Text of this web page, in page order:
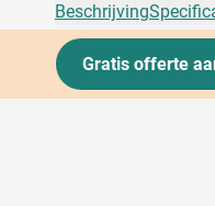
Beschrijving
Gratis offerte